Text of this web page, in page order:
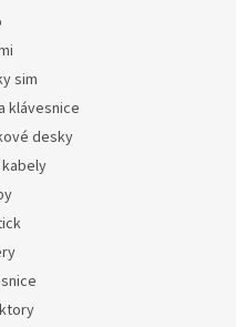
sim
klávesnice
desky